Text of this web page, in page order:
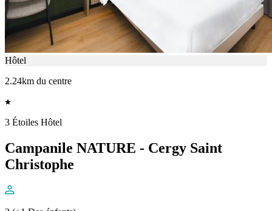
Hôtel
2.24km du centre
3 Étoiles Hôtel
Campanile NATURE - Cergy Saint
Christophe